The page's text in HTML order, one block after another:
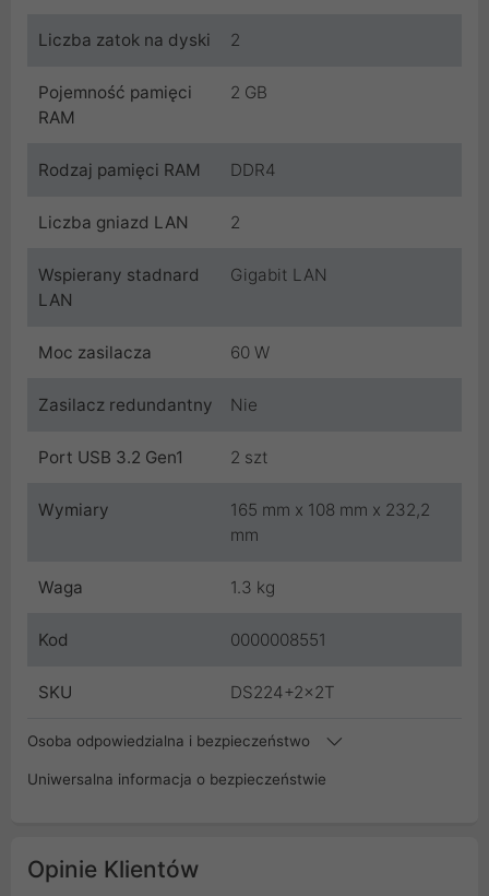
Liczba zatok na dyski 2
Pojemność pamięci
RAM
2 GB
Rodzaj pamięci RAM DDR4
Liczba gniazd LAN 2
Wspierany stadnard
LAN
Gigabit LAN
Moc zasilacza 60 W
Zasilacz redundantny Nie
Port USB 3.2 Gen1 2 szt
Wymiary
165 mm x 108 mm x 232,2
mm
Waga 1.3 kg
Kod 0000008551
SKU DS224+2x2T
Osoba odpowiedzialna i bezpieczeństwo
Uniwersalna informacja o bezpieczeństwie
Opinie Klientów